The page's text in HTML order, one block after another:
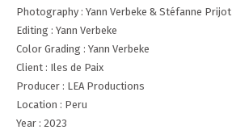
Photography : Yann Verbeke & Stéfanne Prijot
Editing : Yann Verbeke
Color Grading : Yann Verbeke
Client : Iles de Paix
Producer : LEA Productions
Location : Peru
Year : 2023